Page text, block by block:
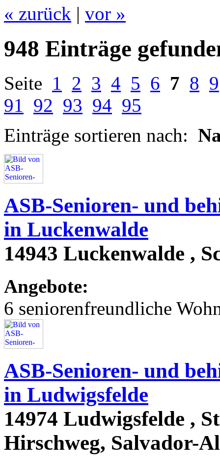
« zurück | vor »
948 Einträge
Seite 1 2 3 4 5 6 7 8 9
91 92 93 94 95
Einträge sortieren nach:
ASB-Senioren- und
in Luckenwalde
14943 Luckenwalde ,
Angebote:
6 seniorenfreundliche
ASB-Senioren- und
in Ludwigsfelde
14974 Ludwigsfelde ,
Hirschweg, Salvador-